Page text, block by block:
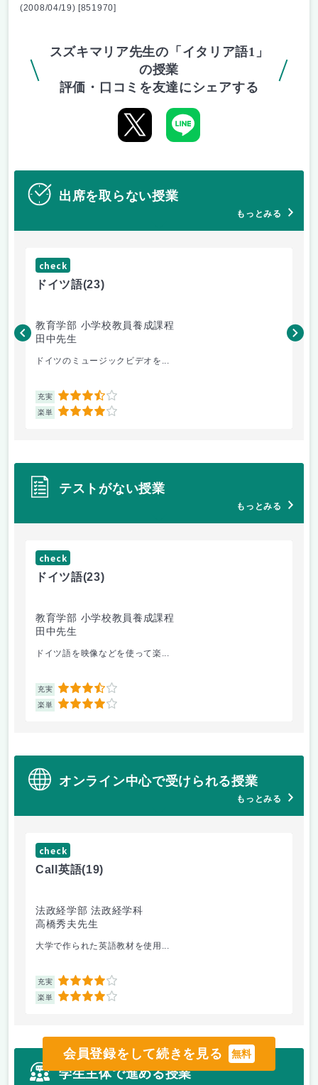
会員登録をして続きを見る 無料
(2008/04/19) [851970]
スズキマリア先生の「イタリア語1」
の授業
評価・口コミを友達にシェアする
出席を取らない授業
もっとみる
check
ドイツ語(23)
教育学部 小学校教員養成課程
田中先生
ドイツのミュージックビデオを...
充実 3.5
楽単 4
内
テストがない授業
もっとみる
check
ドイツ語(23)
教育学部 小学校教員養成課程
田中先生
ドイツ語を映像などを使って楽...
充実 3.5
楽単 4
オンライン中心で受けられる授業
もっとみる
check
Call英語(19)
法政経学部 法政経学科
高橋秀夫先生
大学で作られた英語教材を使用...
充実 4
楽単 4
学生主体で進める授業